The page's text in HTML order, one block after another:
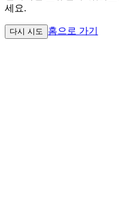
세요.
다시 시도 홈으로 가기